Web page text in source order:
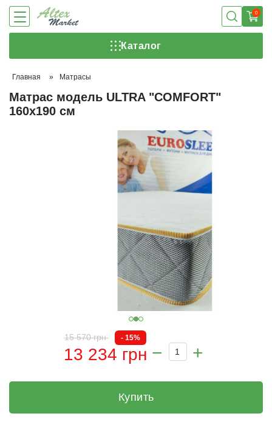
0
Каталог
Главная » Матрасы
Матрас модель ULTRA "COMFORT"
160х190 см
15 570 грн - 15%
13 234 грн
Купить